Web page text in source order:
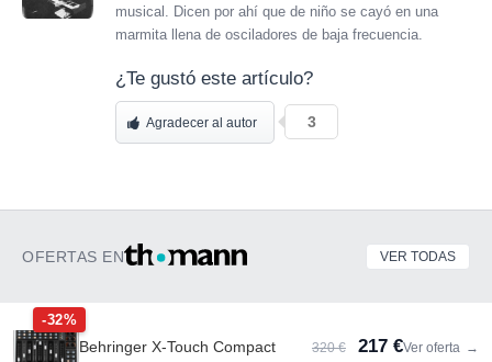
musical. Dicen por ahí que de niño se cayó en una
marmita llena de osciladores de baja frecuencia.
¿Te gustó este artículo?
Agradecer al autor 3
OFERTAS EN VER TODAS
-32%
Behringer X-Touch Compact 320 € 217 €Ver oferta →